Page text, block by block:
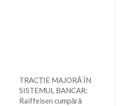
TRACȚIE MAJORĂ ÎN
SISTEMUL BANCAR:
Raiffeisen cumpără